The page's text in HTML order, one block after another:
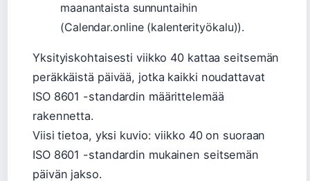
maanantaista sunnuntaihin
(Calendar.online (kalenterityökalu)).
Yksityiskohtaisesti viikko 40 kattaa seitsemän
peräkkäistä päivää, jotka kaikki noudattavat
ISO 8601 -standardin määrittelemää
rakennetta.
Viisi tietoa, yksi kuvio: viikko 40 on suoraan
ISO 8601 -standardin mukainen seitsemän
päivän jakso.